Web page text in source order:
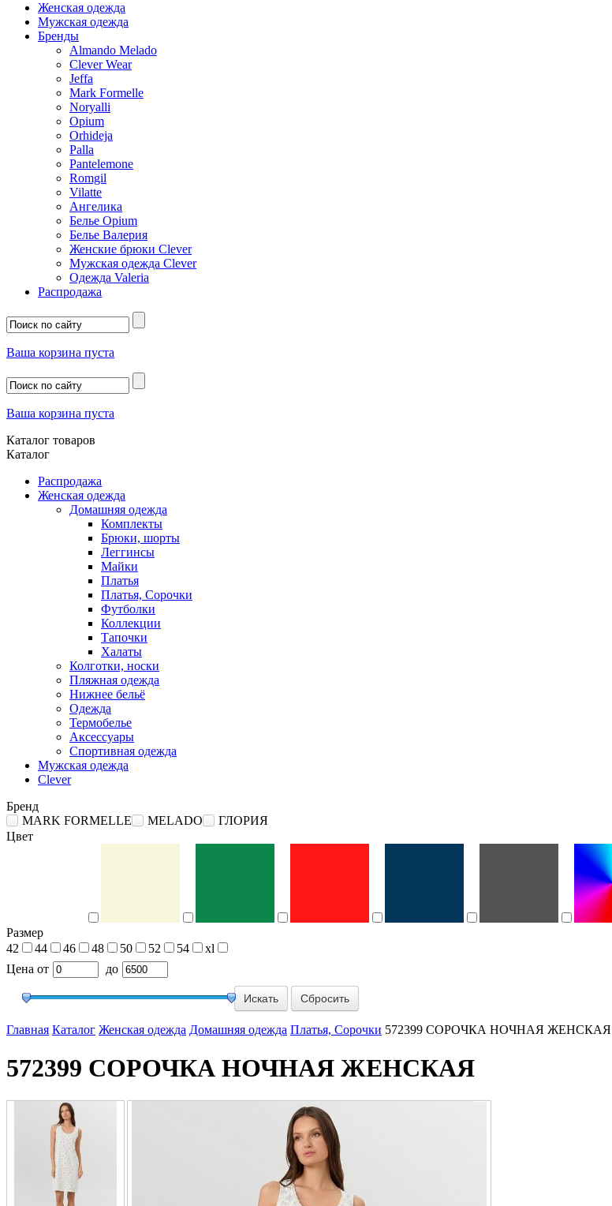
Женская одежда
Мужская одежда
Бренды
Almando Melado
Clever Wear
Jeffa
Mark Formelle
Noryalli
Opium
Orhideja
Palla
Pantelemone
Romgil
Vilatte
Ангелика
Белье Opium
Белье Валерия
Женские брюки Clever
Мужская одежда Clever
Одежда Valeria
Распродажа
Ваша корзина пуста
Ваша корзина пуста
Каталог товаров
Каталог
Распродажа
Женская одежда
Домашняя одежда
Комплекты
Брюки, шорты
Леггинсы
Майки
Платья
Платья, Сорочки
Футболки
Коллекции
Тапочки
Халаты
Колготки, носки
Пляжная одежда
Нижнее бельё
Одежда
Термобелье
Аксессуары
Спортивная одежда
Мужская одежда
Clever
Бренд
MARK FORMELLE
MELADO
ГЛОРИЯ
Цвет
Размер
42
44 46 48 50 52 54
xl
Цена от до
Сбросить
Главная Каталог Женская одежда Домашняя одежда Платья, Сорочки 572399 СОРОЧКА НОЧНАЯ ЖЕНСКАЯ
572399 СОРОЧКА НОЧНАЯ ЖЕНСКАЯ